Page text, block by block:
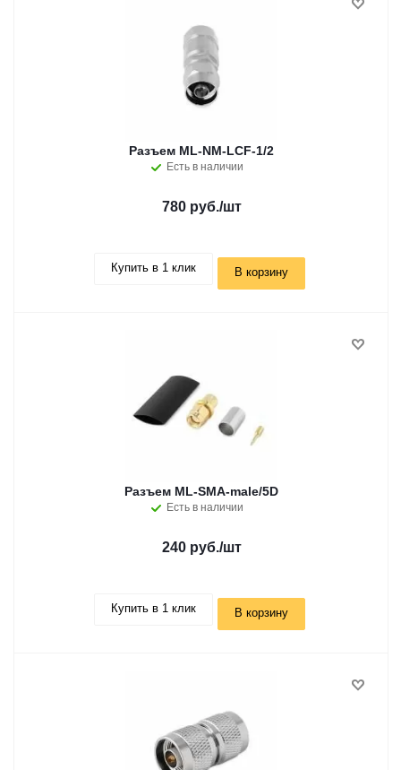
Разъем ML-NM-LCF-1/2
Есть в наличии
780 руб./шт
Купить в 1 клик В корзину
Разъем ML-SMA-male/5D
Есть в наличии
240 руб./шт
Купить в 1 клик В корзину